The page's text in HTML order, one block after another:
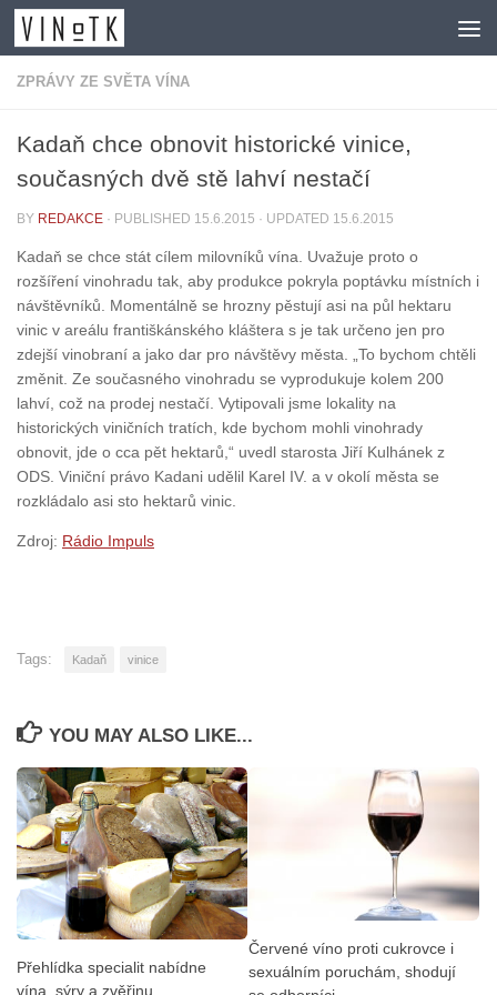
Skip to content
ZPRÁVY ZE SVĚTA VÍNA
Kadaň chce obnovit historické vinice,
současných dvě stě lahví nestačí
BY REDAKCE · PUBLISHED 15.6.2015 · UPDATED 15.6.2015
Kadaň se chce stát cílem milovníků vína. Uvažuje proto o
rozšíření vinohradu tak, aby produkce pokryla poptávku místních i
návštěvníků. Momentálně se hrozny pěstují asi na půl hektaru
vinic v areálu františkánského kláštera s je tak určeno jen pro
zdejší vinobraní a jako dar pro návštěvy města. „To bychom chtěli
změnit. Ze současného vinohradu se vyprodukuje kolem 200
lahví, což na prodej nestačí. Vytipovali jsme lokality na
historických viničních tratích, kde bychom mohli vinohrady
obnovit, jde o cca pět hektarů,“ uvedl starosta Jiří Kulhánek z
ODS. Viniční právo Kadani udělil Karel IV. a v okolí města se
rozkládalo asi sto hektarů vinic.
Zdroj: Rádio Impuls
Tags: Kadaň vinice
YOU MAY ALSO LIKE...
Přehlídka specialit nabídne
vína, sýry a zvěřinu
Červené víno proti cukrovce i
sexuálním poruchám, shodují